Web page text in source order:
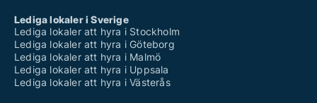
Lediga lokaler i Sverige
Lediga lokaler att hyra i Stockholm
Lediga lokaler att hyra i Göteborg
Lediga lokaler att hyra i Malmö
Lediga lokaler att hyra i Uppsala
Lediga lokaler att hyra i Västerås